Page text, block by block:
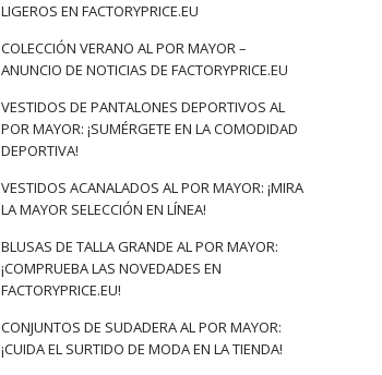
LIGEROS EN FACTORYPRICE.EU
COLECCIÓN VERANO AL POR MAYOR –
ANUNCIO DE NOTICIAS DE FACTORYPRICE.EU
VESTIDOS DE PANTALONES DEPORTIVOS AL
POR MAYOR: ¡SUMÉRGETE EN LA COMODIDAD
DEPORTIVA!
VESTIDOS ACANALADOS AL POR MAYOR: ¡MIRA
LA MAYOR SELECCIÓN EN LÍNEA!
BLUSAS DE TALLA GRANDE AL POR MAYOR:
¡COMPRUEBA LAS NOVEDADES EN
FACTORYPRICE.EU!
CONJUNTOS DE SUDADERA AL POR MAYOR:
¡CUIDA EL SURTIDO DE MODA EN LA TIENDA!